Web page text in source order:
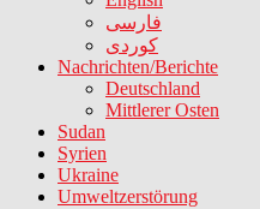
فارسی
کوردی
Nachrichten/Berichte
Deutschland
Mittlerer Osten
Sudan
Syrien
Ukraine
Umweltzerstörung